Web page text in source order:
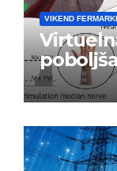
VIKEND
nakon